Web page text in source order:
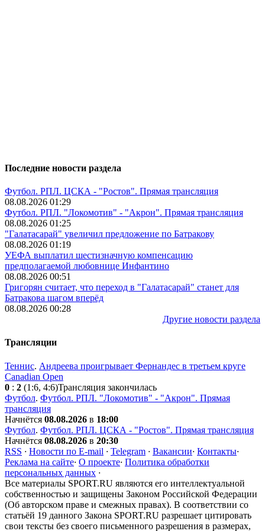
Последние новости раздела
Футбол. РПЛ. ЦСКА - "Ростов". Прямая трансляция
08.08.2026 01:29
Футбол. РПЛ. "Локомотив" - "Акрон". Прямая трансляция
08.08.2026 01:25
"Галатасарай" увеличил предложение по Батракову
08.08.2026 01:19
УЕФА выплатил шестизначную компенсацию
предполагаемой любовнице Инфантино
08.08.2026 00:51
Григорян считает, что переход в "Галатасарай" станет для
Батракова шагом вперёд
08.08.2026 00:28
Другие новости раздела
Трансляции
Теннис. Андреева проигрывает Фернандес в третьем круге
Canadian Open
0 : 2 (1:6, 4:6)Трансляция закончилась
Футбол. Футбол. РПЛ. "Локомотив" - "Акрон". Прямая
трансляция
Начнётся 08.08.2026 в 18:00
Футбол. Футбол. РПЛ. ЦСКА - "Ростов". Прямая трансляция
Начнётся 08.08.2026 в 20:30
RSS · Новости по E-mail · Telegram · Вакансии· Контакты·
Реклама на сайте· О проекте· Политика обработки
персональных данных ·
Все материалы SPORT.RU являются его интеллектуальной
собственностью и защищены Законом Российской Федерации
(Об авторском праве и смежных правах). В соответствии со
статьёй 19 данного Закона SPORT.RU разрешает цитировать
свои тексты без своего письменного разрешения в размерах,